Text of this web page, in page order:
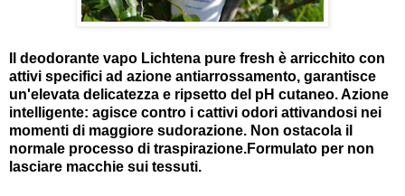
Il deodorante vapo Lichtena pure fresh è arricchito con
attivi specifici ad azione antiarrossamento, garantisce
un'elevata delicatezza e ripsetto del pH cutaneo. Azione
intelligente: agisce contro i cattivi odori attivandosi nei
momenti di maggiore sudorazione. Non ostacola il
normale processo di traspirazione.Formulato per non
lasciare macchie sui tessuti.